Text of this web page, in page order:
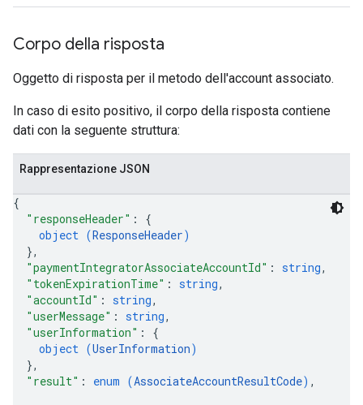
Corpo della risposta
Oggetto di risposta per il metodo dell'account associato.
In caso di esito positivo, il corpo della risposta contiene
dati con la seguente struttura:
Rappresentazione JSON
{
"responseHeader" : {
object (ResponseHeader)
},
"paymentIntegratorAssociateAccountId" : string,
"tokenExpirationTime" : string,
"accountId" : string,
"userMessage" : string,
"userInformation" : {
object (UserInformation)
},
"result" : enum (AssociateAccountResultCode) ,